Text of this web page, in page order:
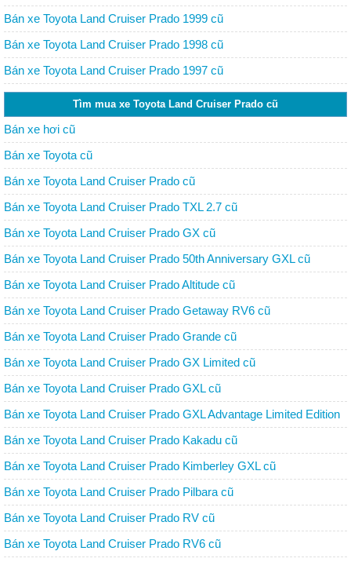
Bán xe Toyota Land Cruiser Prado 1999 cũ
Bán xe Toyota Land Cruiser Prado 1998 cũ
Bán xe Toyota Land Cruiser Prado 1997 cũ
Tìm mua xe Toyota Land Cruiser Prado cũ
Bán xe hơi cũ
Bán xe Toyota cũ
Bán xe Toyota Land Cruiser Prado cũ
Bán xe Toyota Land Cruiser Prado TXL 2.7 cũ
Bán xe Toyota Land Cruiser Prado GX cũ
Bán xe Toyota Land Cruiser Prado 50th Anniversary GXL cũ
Bán xe Toyota Land Cruiser Prado Altitude cũ
Bán xe Toyota Land Cruiser Prado Getaway RV6 cũ
Bán xe Toyota Land Cruiser Prado Grande cũ
Bán xe Toyota Land Cruiser Prado GX Limited cũ
Bán xe Toyota Land Cruiser Prado GXL cũ
Bán xe Toyota Land Cruiser Prado GXL Advantage Limited Edition
cũ
Bán xe Toyota Land Cruiser Prado Kakadu cũ
Bán xe Toyota Land Cruiser Prado Kimberley GXL cũ
Bán xe Toyota Land Cruiser Prado Pilbara cũ
Bán xe Toyota Land Cruiser Prado RV cũ
Bán xe Toyota Land Cruiser Prado RV6 cũ